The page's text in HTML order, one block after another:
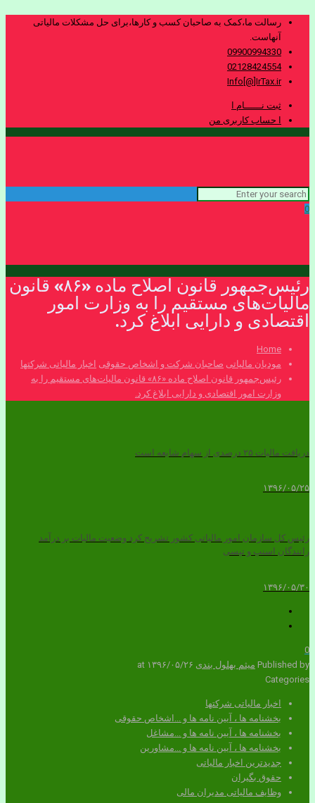
رسالت ما،کمک به صاحبان کسب و کارها،برای حل مشکلات مالیاتی
آنهاست.
09900994330
02128424554
Info[@]IrTax.ir
ثبت نــــــام ا
ا حساب کاربری من
0
رئیس‌جمهور قانون اصلاح ماده «۸۶» قانون
مالیات‌های مستقیم را به وزارت امور
اقتصادی و دارایی ابلاغ کرد.
Home
مودیان مالیاتی صاحبان شرکت و اشخاص حقوقی اخبار مالیاتی شرکتها
رئیس‌جمهور قانون اصلاح ماده «۸۶» قانون مالیات‌های مستقیم را به
وزارت امور اقتصادی و دارایی ابلاغ کرد.
دریافت مالیات ۲۵ درصدی از سهام شایعه است
۱۳۹۶/۰۵/۲۵
رئیس کل سازمان امور مالیاتی کشور تشریح کرد وضعیت مالیات بر درآمد
رانندگان اسنپ و تپ‎سی
۱۳۹۶/۰۵/۳۰
0
Published by میثم بهلول بندی at ۱۳۹۶/۰۵/۲۶
Categories
اخبار مالیاتی شرکتها
بخشنامه ها ، آیین نامه ها و ...اشخاص حقوقی
بخشنامه ها ، آیین نامه ها و ...مشاغل
بخشنامه ها ، آیین نامه ها و ...مشاورین
جدیدترین اخبار مالیاتی
حقوق بگیران
وظایف مالیاتی مدیران مالی